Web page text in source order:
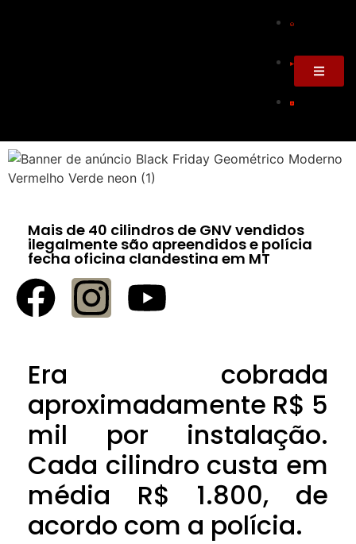
Mais de 40 cilindros de GNV vendidos
ilegalmente são apreendidos e polícia
fecha oficina clandestina em MT
Era cobrada
aproximadamente R$ 5
mil por instalação.
Cada cilindro custa em
média R$ 1.800, de
acordo com a polícia.